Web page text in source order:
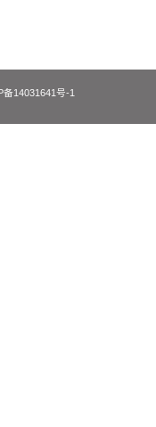
沪ICP备14031641号-1